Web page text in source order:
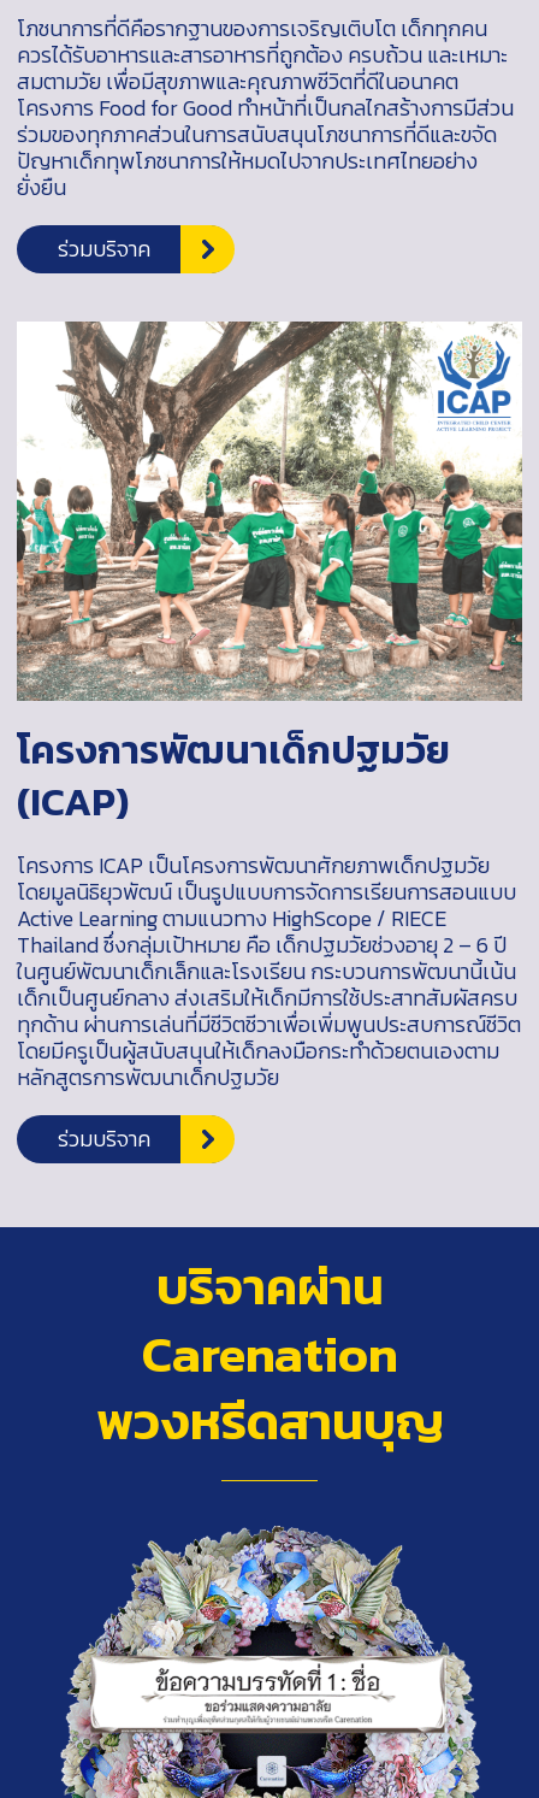
โภชนาการที่ดีคือรากฐานของการเจริญเติบโต เด็กทุกคน
ควรได้รับอาหารและสารอาหารที่ถูกต้อง ครบถ้วน และเหมาะ
สมตามวัย เพื่อมีสุขภาพและคุณภาพชีวิตที่ดีในอนาคต
โครงการ Food for Good ทำหน้าที่เป็นกลไกสร้างการมีส่วน
ร่วมของทุกภาคส่วนในการสนับสนุนโภชนาการที่ดีและขจัด
ปัญหาเด็กทุพโภชนาการให้หมดไปจากประเทศไทยอย่าง
ยั่งยืน
ร่วมบริจาค
โครงการพัฒนาเด็กปฐมวัย
(ICAP)
โครงการ ICAP เป็นโครงการพัฒนาศักยภาพเด็กปฐมวัย
โดยมูลนิธิยุวพัฒน์ เป็นรูปแบบการจัดการเรียนการสอนแบบ
Active Learning ตามแนวทาง HighScope / RIECE
Thailand ซึ่งกลุ่มเป้าหมาย คือ เด็กปฐมวัยช่วงอายุ 2 – 6 ปี
ในศูนย์พัฒนาเด็กเล็กและโรงเรียน กระบวนการพัฒนานี้เน้น
เด็กเป็นศูนย์กลาง ส่งเสริมให้เด็กมีการใช้ประสาทสัมผัสครบ
ทุกด้าน ผ่านการเล่นที่มีชีวิตชีวาเพื่อเพิ่มพูนประสบการณ์ชีวิต
โดยมีครูเป็นผู้สนับสนุนให้เด็กลงมือกระทำด้วยตนเองตาม
หลักสูตรการพัฒนาเด็กปฐมวัย
ร่วมบริจาค
บริจาคผ่าน
Carenation
พวงหรีดสานบุญ